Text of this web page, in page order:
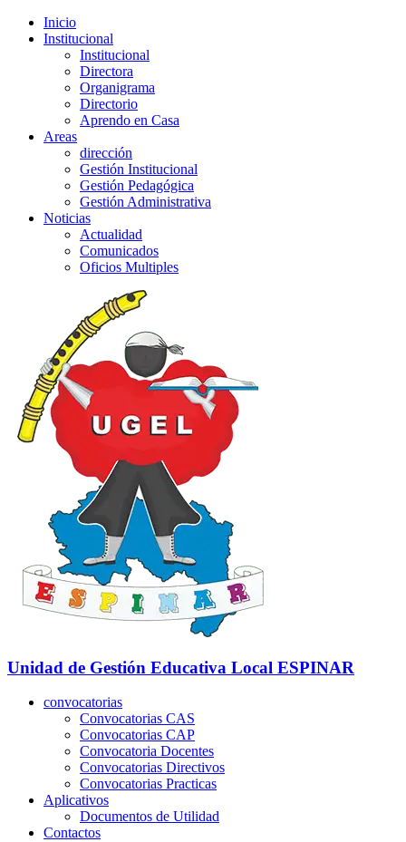
Inicio
Institucional
Institucional
Directora
Organigrama
Directorio
Aprendo en Casa
Areas
dirección
Gestión Institucional
Gestión Pedagógica
Gestión Administrativa
Noticias
Actualidad
Comunicados
Oficios Multiples
Unidad de Gestión Educativa Local ESPINAR
convocatorias
Convocatorias CAS
Convocatorias CAP
Convocatoria Docentes
Convocatorias Directivos
Convocatorias Practicas
Aplicativos
Documentos de Utilidad
Contactos